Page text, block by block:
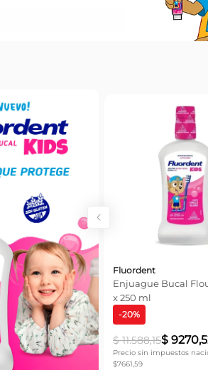
Fluordent
Enjuague Bucal
x 250 ml
-20%
$ 11.588,15$ 9270,
Precio sin impuestos
$7661,59